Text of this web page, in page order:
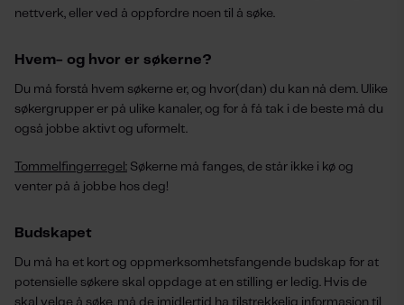
nettverk, eller ved å oppfordre noen til å søke.
Hvem- og hvor er søkerne?
Du må forstå hvem søkerne er, og hvor(dan) du kan nå dem. Ulike
søkergrupper er på ulike kanaler, og for å få tak i de beste må du
også jobbe aktivt og uformelt.
Tommelfingerregel: Søkerne må fanges, de står ikke i kø og
venter på å jobbe hos deg!
Budskapet
Du må ha et kort og oppmerksomhetsfangende budskap for at
potensielle søkere skal oppdage at en stilling er ledig. Hvis de
skal velge å søke, må de imidlertid ha tilstrekkelig informasjon til